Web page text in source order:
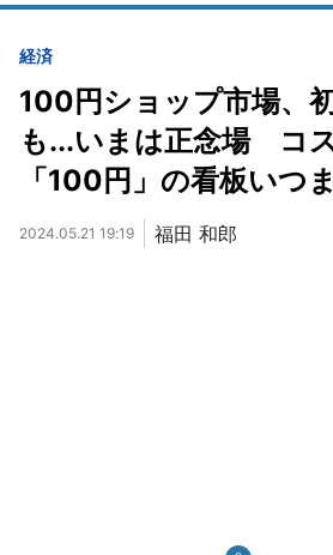
経済
100円ショップ市場、
も...いまは正念場 コス
「100円」の看板いつ
2024.05.21 19:19 福田 和郎